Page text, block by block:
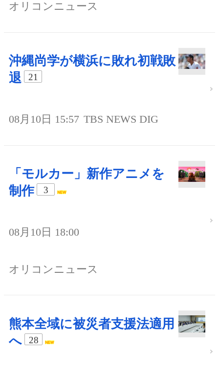
オリコンニュース
沖縄尚学が横浜に敗れ初戦敗
退
21
08月10日 15:57 TBS NEWS DIG
「モルカー」新作アニメを
制作
3
08月10日 18:00
オリコンニュース
熊本全域に被災者支援法適用
へ
28